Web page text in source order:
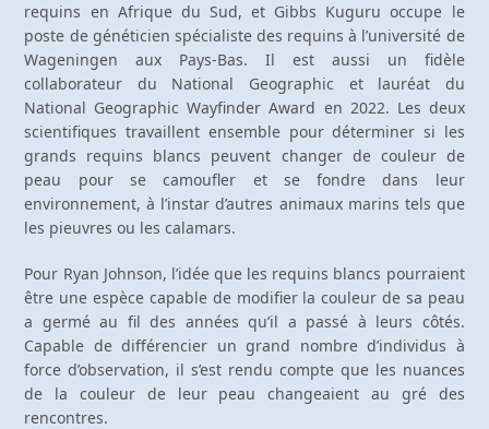
requins en Afrique du Sud, et Gibbs Kuguru occupe le
poste de généticien spécialiste des requins à l’université de
Wageningen aux Pays-Bas. Il est aussi un fidèle
collaborateur du National Geographic et lauréat du
National Geographic Wayfinder Award en 2022. Les deux
scientifiques travaillent ensemble pour déterminer si les
grands requins blancs peuvent changer de couleur de
peau pour se camoufler et se fondre dans leur
environnement, à l’instar d’autres animaux marins tels que
les pieuvres ou les calamars.
Pour Ryan Johnson, l’idée que les requins blancs pourraient
être une espèce capable de modifier la couleur de sa peau
a germé au fil des années qu’il a passé à leurs côtés.
Capable de différencier un grand nombre d’individus à
force d’observation, il s’est rendu compte que les nuances
de la couleur de leur peau changeaient au gré des
rencontres.